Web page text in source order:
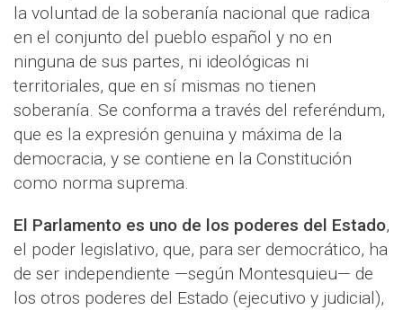
la voluntad de la soberanía nacional que radica
en el conjunto del pueblo español y no en
ninguna de sus partes, ni ideológicas ni
territoriales, que en sí mismas no tienen
soberanía. Se conforma a través del referéndum,
que es la expresión genuina y máxima de la
democracia, y se contiene en la Constitución
como norma suprema.
El Parlamento es uno de los poderes del Estado,
el poder legislativo, que, para ser democrático, ha
de ser independiente —según Montesquieu— de
los otros poderes del Estado (ejecutivo y judicial),